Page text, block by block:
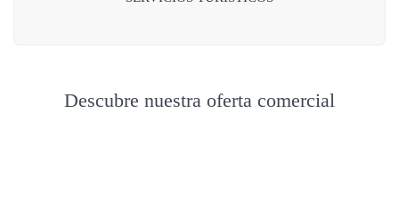
Descubre nuestra oferta comercial